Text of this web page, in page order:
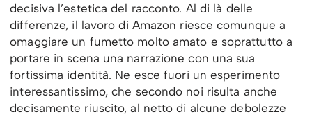
decisiva l’estetica del racconto. Al di là delle
differenze, il lavoro di Amazon riesce comunque a
omaggiare un fumetto molto amato e soprattutto a
portare in scena una narrazione con una sua
fortissima identità. Ne esce fuori un esperimento
interessantissimo, che secondo noi risulta anche
decisamente riuscito, al netto di alcune debolezze